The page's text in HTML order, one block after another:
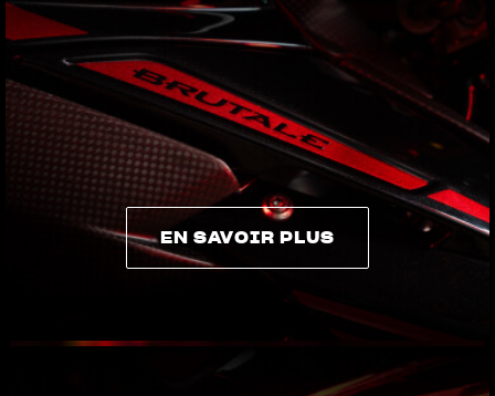
EN SAVOIR PLUS
EN SAVOIR PLUS